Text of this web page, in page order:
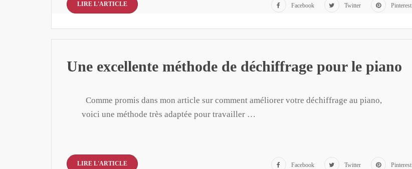
LIRE L'ARTICLE Facebook Twitter Pinterest
Une excellente méthode de déchiffrage pour le piano
Comme promis dans mon article sur comment améliorer votre déchiffrage au piano,
voici une méthode très adaptée pour travailler …
LIRE L'ARTICLE Facebook Twitter Pinterest